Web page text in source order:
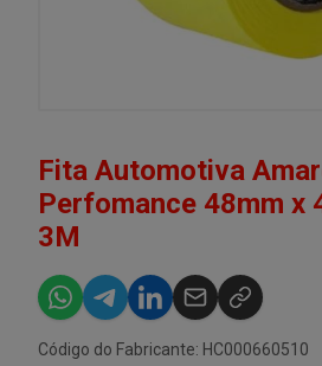
Fita Automotiva
Perfomance 48mm x
3M
Código do Fabricante: HC000660510